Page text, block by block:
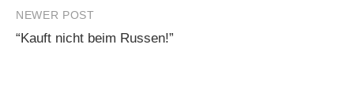
NEWER POST
“Kauft nicht beim Russen!”